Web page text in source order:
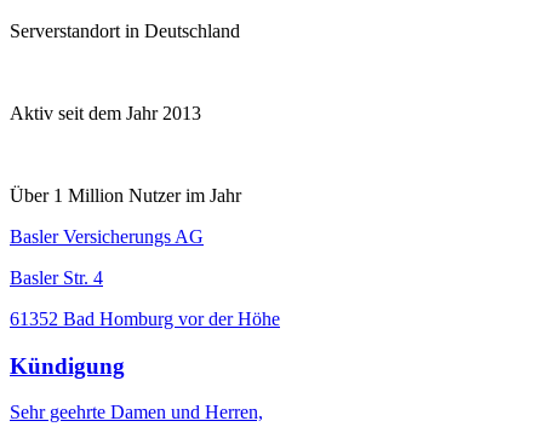
Serverstandort in Deutschland
Aktiv seit dem Jahr 2013
Über 1 Million Nutzer im Jahr
Basler Versicherungs AG
Basler Str. 4
61352 Bad Homburg vor der Höhe
Kündigung
Sehr geehrte Damen und Herren,